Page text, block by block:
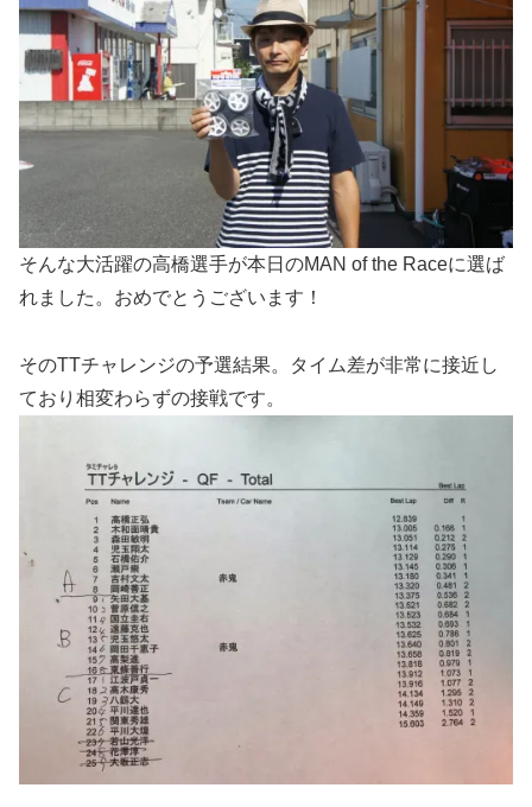
そんな大活躍の高橋選手が本日のMAN of the Raceに選ば
れました。おめでとうございます！
そのTTチャレンジの予選結果。タイム差が非常に接近し
ており相変わらずの接戦です。